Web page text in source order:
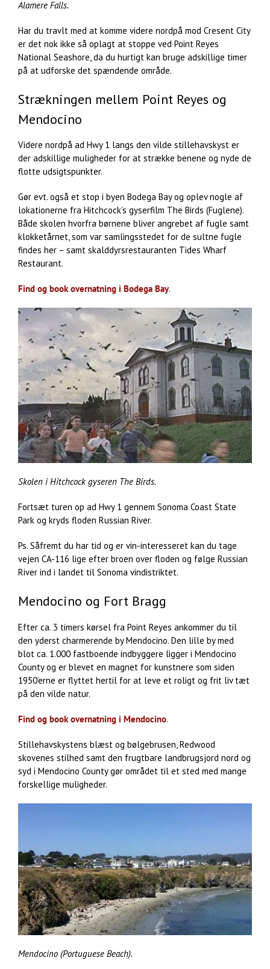
Alamere Falls.
Har du travlt med at komme videre nordpå mod Cresent City
er det nok ikke så oplagt at stoppe ved Point Reyes
National Seashore, da du hurtigt kan bruge adskillige timer
på at udforske det spændende område.
Strækningen mellem Point Reyes og
Mendocino
Videre nordpå ad Hwy 1 langs den vilde stillehavskyst er
der adskillige muligheder for at strække benene og nyde de
flotte udsigtspunkter.
Gør evt. også et stop i byen Bodega Bay og oplev nogle af
lokationerne fra Hitchcock’s gyserfilm The Birds (Fuglene).
Både skolen hvorfra børnene bliver angrebet af fugle samt
klokketårnet, som var samlingsstedet for de sultne fugle
findes her – samt skalddyrsrestauranten Tides Wharf
Restaurant.
Find og book overnatning i Bodega Bay.
Skolen i Hitchcock gyseren The Birds.
Fortsæt turen op ad Hwy 1 gennem Sonoma Coast State
Park og kryds floden Russian River.
Ps. Såfremt du har tid og er vin-interesseret kan du tage
vejen CA-116 lige efter broen over floden og følge Russian
River ind i landet til Sonoma vindistriktet.
Mendocino og Fort Bragg
Efter ca. 3 timers kørsel fra Point Reyes ankommer du til
den yderst charmerende by Mendocino. Den lille by med
blot ca. 1.000 fastboende indbyggere ligger i Mendocino
County og er blevet en magnet for kunstnere som siden
1950’erne er flyttet hertil for at leve et roligt og frit liv tæt
på den vilde natur.
Find og book overnatning i Mendocino.
Stillehavskystens blæst og bølgebrusen, Redwood
skovenes stilhed samt den frugtbare landbrugsjord nord og
syd i Mendocino County gør området til et sted med mange
forskellige muligheder.
Mendocino (Portuguese Beach).